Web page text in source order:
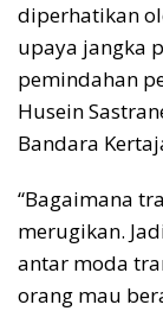
diperhatikan
upaya jangka
pemindahan
Husein
Bandara
“Bagaimana
merugikan.
antar moda
orang mau